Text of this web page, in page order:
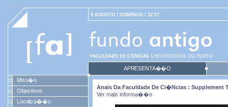
9 AGOSTO / DOMINGO / 12:27
APRESENTA��O
Miss�o
Objectivos
Localiza��o
Anais Da Faculdade De Ci�ncias : Supplement
Ver mais informa��o